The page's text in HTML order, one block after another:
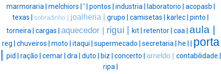
marmoraria | melchiors | ' | pontos | industria | laboratorio | acopasb |
texas | sobradinho | joalheria | grupo | camisetas | karlec | pinto |
torneira | cargas | aquecedor | rigui | kit | retentor | caa | aula |
reg | chuveiros | moto | itaqui | supermecado | secretaria | he |
porta
| pid | ração | cemar | dra | duto | biz | concerto | arneldo | contabilidade |
ripa |